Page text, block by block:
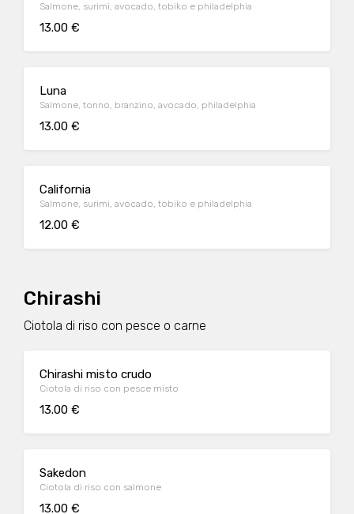
Salmone, surimi, avocado, tobiko e philadelphia
13.00 €
Luna
Salmone, tonno, branzino, avocado, philadelphia
13.00 €
California
Salmone, surimi, avocado, tobiko e philadelphia
12.00 €
Chirashi
Ciotola di riso con pesce o carne
Chirashi misto crudo
Ciotola di riso con pesce misto
13.00 €
Sakedon
Ciotola di riso con salmone
13.00 €